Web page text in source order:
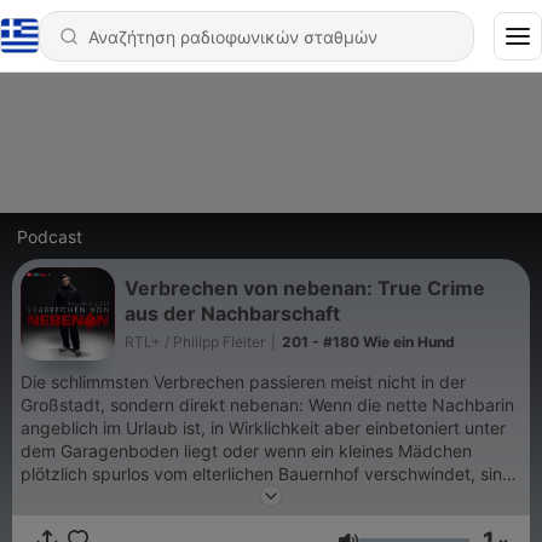
Podcast
Verbrechen von nebenan: True Crime
aus der Nachbarschaft
RTL+ / Philipp Fleiter 201 - #180 Wie ein Hund
Die schlimmsten Verbrechen passieren meist nicht in der
Großstadt, sondern direkt nebenan: Wenn die nette Nachbarin
angeblich im Urlaub ist, in Wirklichkeit aber einbetoniert unter
dem Garagenboden liegt oder wenn ein kleines Mädchen
plötzlich spurlos vom elterlichen Bauernhof verschwindet, sind
das Fälle die man nie vergisst. Der Radiojournalist Philipp